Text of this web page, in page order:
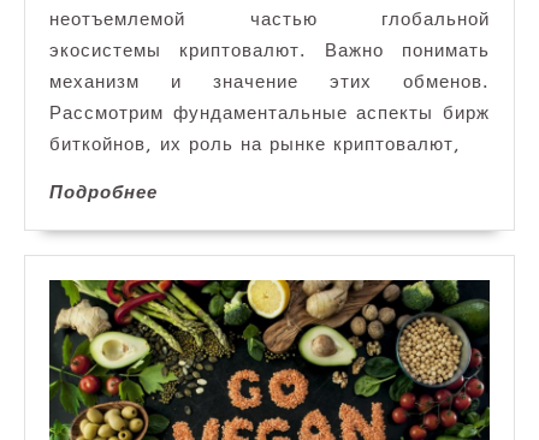
неотъемлемой частью глобальной
экосистемы криптовалют. Важно понимать
механизм и значение этих обменов.
Рассмотрим фундаментальные аспекты бирж
биткойнов, их роль на рынке криптовалют,
Подробнее